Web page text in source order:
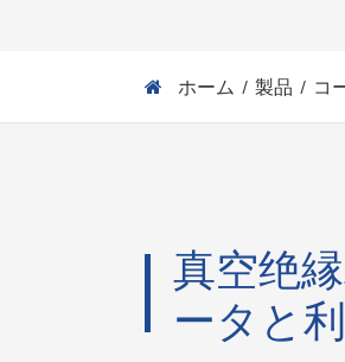
ホーム 製品 コ
真空绝
ータと